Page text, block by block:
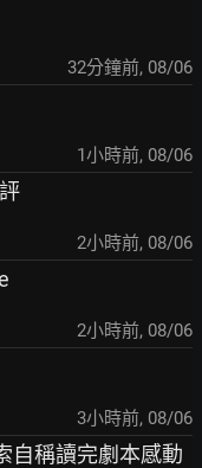
32分鐘前, 08/06
1小時前, 08/06
2小時前, 08/06
2小時前, 08/06
3小時前, 08/06
自稱讀完劇本感動